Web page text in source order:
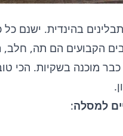
בהינדית. ישנם
הקבועים הם תה, חלב,
מוכנה בשקיות. הכי
למסלה: